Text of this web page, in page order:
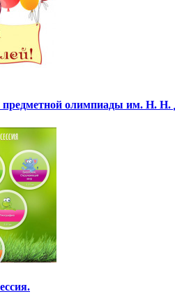
предметной олимпиады им. Н. Н.